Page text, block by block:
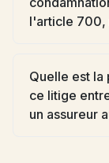
l'article 700,
Quelle est la
ce litige
un assureur